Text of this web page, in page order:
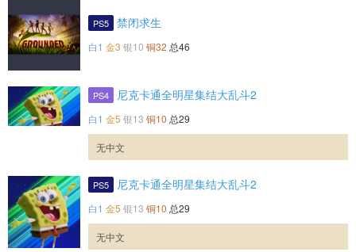
PS5 禁闭求生
白1 金3 银10 铜32 总46
PS4 尼克卡通全明星集结大乱斗2
白1 金5 银13 铜10 总29
无中文
PS5 尼克卡通全明星集结大乱斗2
白1 金5 银13 铜10 总29
无中文